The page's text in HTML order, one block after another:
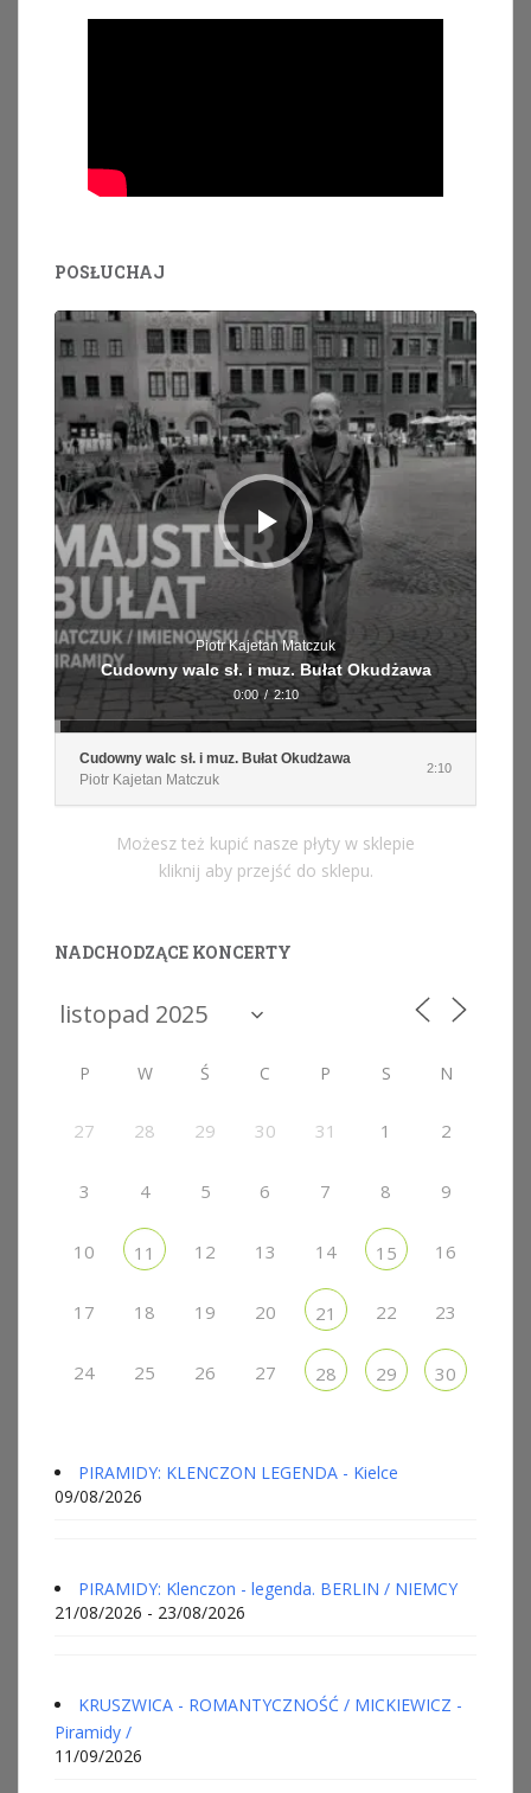
POSŁUCHAJ
Odtwarzacz
dźwiękowych
Piotr Kajetan Matczuk
Cudowny walc sł. i muz. Bułat Okudżawa
0:00 / 2:10
Cudowny walc sł. i muz. Bułat Okudżawa
Piotr Kajetan Matczuk
2:10
Możesz też kupić nasze płyty w sklepie
kliknij aby przejść do sklepu.
NADCHODZĄCE KONCERTY
P W Ś C P S N
27 28 29 30 31 1 2
3 4 5 6 7 8 9
10 11 12 13 14 15 16
17 18 19 20 21 22 23
24 25 26 27 28 29 30
PIRAMIDY: KLENCZON LEGENDA - Kielce
09/08/2026
PIRAMIDY: Klenczon - legenda. BERLIN / NIEMCY
21/08/2026 - 23/08/2026
KRUSZWICA - ROMANTYCZNOŚĆ / MICKIEWICZ -
Piramidy /
11/09/2026